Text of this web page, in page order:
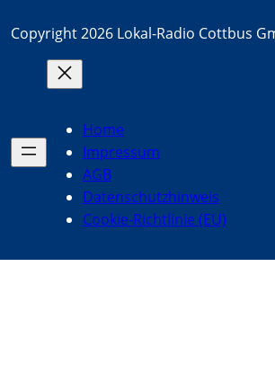
Copyright 2026 Lokal-Radio Cottbus
Home
Impressum
AGB
Datenschutzhinweis
Cookie-Richtlinie (EU)